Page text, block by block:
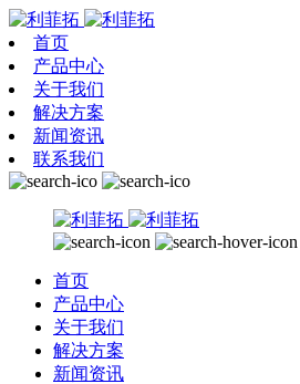
首页
产品中心
关于我们
解决方案
新闻资讯
联系我们
首页
产品中心
关于我们
解决方案
新闻资讯